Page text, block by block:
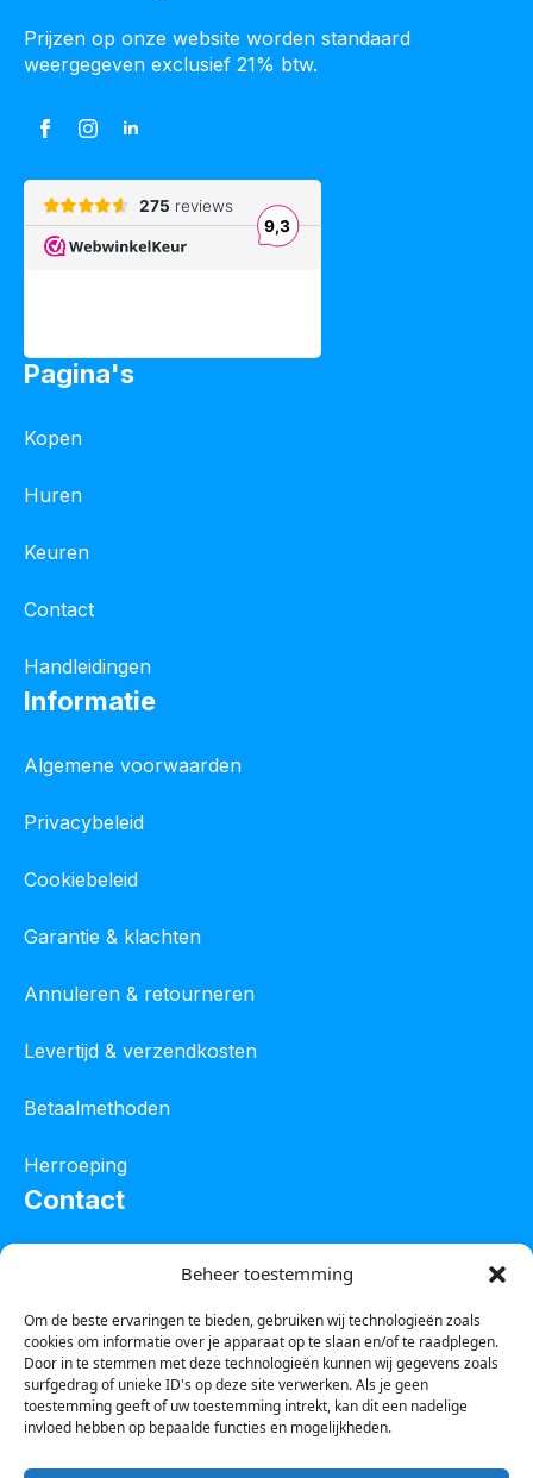
Beheer toestemming
Om de beste ervaringen te bieden, gebruiken wij technologieën zoals
cookies om informatie over je apparaat op te slaan en/of te raadplegen.
Door in te stemmen met deze technologieën kunnen wij gegevens zoals
surfgedrag of unieke ID's op deze site verwerken. Als je geen
toestemming geeft of uw toestemming intrekt, kan dit een nadelige
invloed hebben op bepaalde functies en mogelijkheden.
Prijzen op onze website worden standaard
weergegeven exclusief 21% btw.
Pagina's
Kopen
Huren
Keuren
Contact
Handleidingen
Informatie
Algemene voorwaarden
Privacybeleid
Cookiebeleid
Garantie & klachten
Annuleren & retourneren
Levertijd & verzendkosten
Betaalmethoden
Herroeping
Contact
Tel :0850601800
Whatsapp : 0623388306